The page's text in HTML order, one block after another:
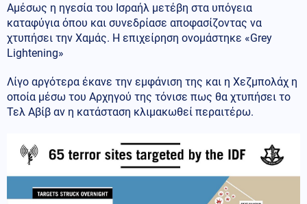
Αμέσως η ηγεσία του Ισραήλ μετέβη στα υπόγεια
καταφύγια όπου και συνεδρίασε αποφασίζοντας να
χτυπήσει την Χαμάς. Η επιχείρηση ονομάστηκε «Grey
Lightening»
Λίγο αργότερα έκανε την εμφάνιση της και η Χεζμπολάχ η
οποία μέσω του Αρχηγού της τόνισε πως θα χτυπήσει το
Τελ Αβίβ αν η κατάσταση κλιμακωθεί περαιτέρω.